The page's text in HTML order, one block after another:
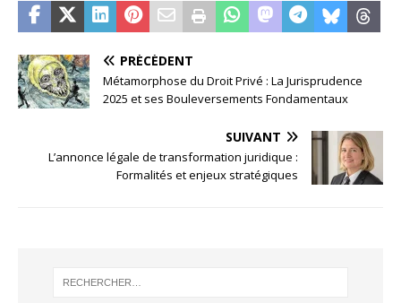
PRÉCÉDENT
Métamorphose du Droit Privé : La Jurisprudence
2025 et ses Bouleversements Fondamentaux
SUIVANT
L’annonce légale de transformation juridique :
Formalités et enjeux stratégiques